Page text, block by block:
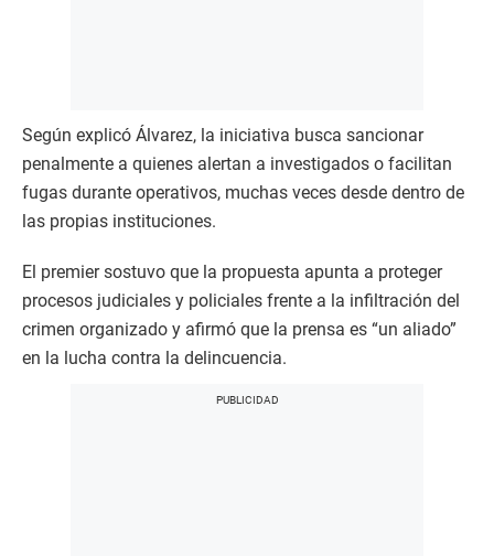
Según explicó Álvarez, la iniciativa busca sancionar
penalmente a quienes alertan a investigados o facilitan
fugas durante operativos, muchas veces desde dentro de
las propias instituciones.
El premier sostuvo que la propuesta apunta a proteger
procesos judiciales y policiales frente a la infiltración del
crimen organizado y afirmó que la prensa es “un aliado”
en la lucha contra la delincuencia.